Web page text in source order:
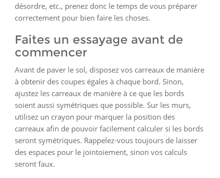
désordre, etc., prenez donc le temps de vous préparer
correctement pour bien faire les choses.
Faites un essayage avant de
commencer
Avant de paver le sol, disposez vos carreaux de manière
à obtenir des coupes égales à chaque bord. Sinon,
ajustez les carreaux de manière à ce que les bords
soient aussi symétriques que possible. Sur les murs,
utilisez un crayon pour marquer la position des
carreaux afin de pouvoir facilement calculer si les bords
seront symétriques. Rappelez-vous toujours de laisser
des espaces pour le jointoiement, sinon vos calculs
seront faux.